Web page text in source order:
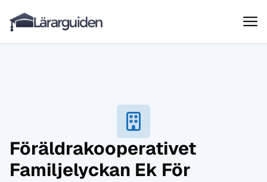
Hoppa till innehåll
Lärarguiden
Föräldrakooperativet
Familjelyckan Ek För